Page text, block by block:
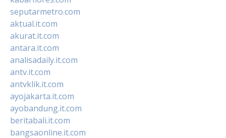
seputarmetro.com
aktual.it.com
akurat.it.com
antara.it.com
analisadaily.it.com
antv.it.com
antvklik.it.com
ayojakarta.it.com
ayobandung.it.com
beritabali.it.com
bangsaonline.it.com